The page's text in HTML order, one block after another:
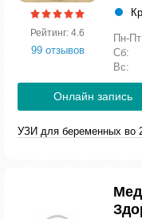
Рейтинг: 4.6
99 отзывов
Пн-
Сб:
Вс:
Онлайн запись
УЗИ для беременных во